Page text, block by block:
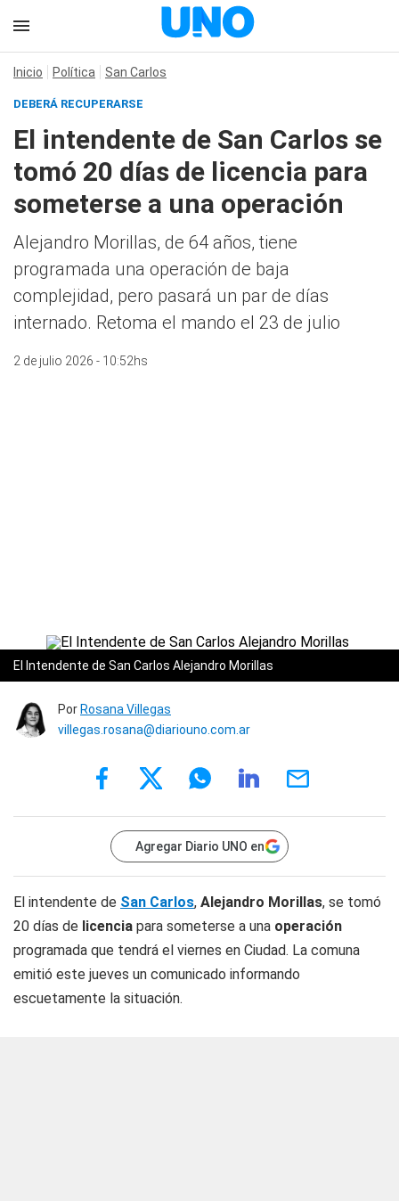
Inicio Política San Carlos
DEBERÁ RECUPERARSE
El intendente de San Carlos se
tomó 20 días de licencia para
someterse a una operación
Alejandro Morillas, de 64 años, tiene
programada una operación de baja
complejidad, pero pasará un par de días
internado. Retoma el mando el 23 de julio
2 de julio 2026 - 10:52hs
El Intendente de San Carlos Alejandro Morillas
Por Rosana Villegas
villegas.rosana@diariouno.com.ar
Agregar Diario UNO en
El intendente de San Carlos, Alejandro Morillas, se tomó
20 días de licencia para someterse a una operación
programada que tendrá el viernes en Ciudad. La comuna
emitió este jueves un comunicado informando
escuetamente la situación.